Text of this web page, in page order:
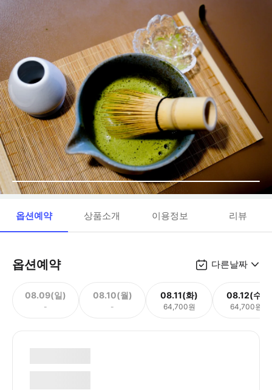
옵션예약 상품소개 이용정보 리뷰
옵션예약 다른날짜
08.09(일)
-
08.10(월)
-
08.11(화)
64,700원
08.12(수)
64,700원